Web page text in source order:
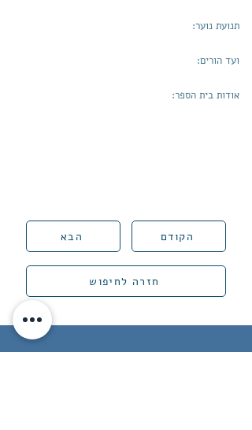
תנועת נוער:
ועד הורים:
אודות בית הספר:
הקודם הבא
חזרה לחיפוש